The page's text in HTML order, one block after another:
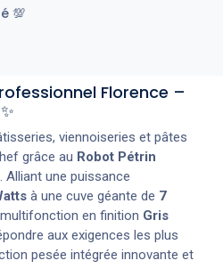
💯
Florence –
viennoiseries et pâtes
grâce au Robot Pétrin
. Alliant une puissance
à une cuve géante de 7
en finition Gris
aux exigences les plus
pesée intégrée innovante et